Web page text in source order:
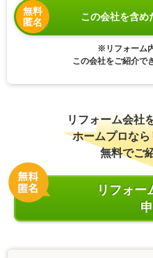
無料
匿名
この会社を含め
※リフォーム
この会社をご紹介で
リフォーム会社
ホームプロな
無料でご
リフォー